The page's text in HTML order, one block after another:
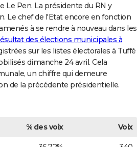
Le Pen. La présidente du RN y
Le chef de l'Etat encore en fonction
à se rendre à nouveau dans les
des élections municipales à
sur les listes électorales à Tuffé
dimanche 24 avril. Cela
un chiffre qui demeure
de la précédente présidentielle.
% des voix
Voix